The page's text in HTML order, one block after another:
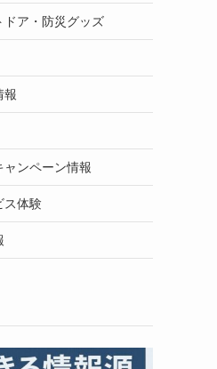
ア・防災グッズ
報
ンペーン情報
ス体験